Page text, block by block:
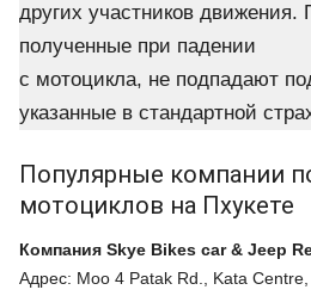
других участников
полученные при падении
с мотоцикла, не подпадают
указанные в стандартной
Популярные компании
мотоциклов на Пхукете
Компания Skye Bikes car & Jeep
Адрес: Moo 4 Patak Rd., Kata